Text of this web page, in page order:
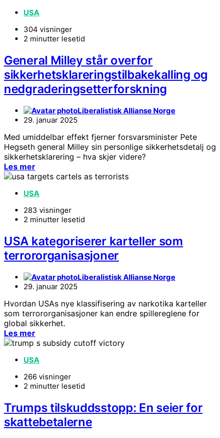
USA
304 visninger
2 minutter lesetid
General Milley står overfor
sikkerhetsklareringstilbakekalling og
nedgraderingsetterforskning
Liberalistisk Allianse Norge
29. januar 2025
Med umiddelbar effekt fjerner forsvarsminister Pete
Hegseth general Milley sin personlige sikkerhetsdetalj og
sikkerhetsklarering – hva skjer videre?
Les mer
USA
283 visninger
2 minutter lesetid
USA kategoriserer karteller som
terrororganisasjoner
Liberalistisk Allianse Norge
29. januar 2025
Hvordan USAs nye klassifisering av narkotika karteller
som terrororganisasjoner kan endre spillereglene for
global sikkerhet.
Les mer
USA
266 visninger
2 minutter lesetid
Trumps tilskuddsstopp: En seier for
skattebetalerne